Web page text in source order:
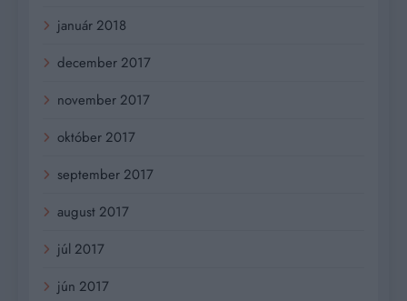
január 2018
december 2017
november 2017
október 2017
september 2017
august 2017
júl 2017
jún 2017